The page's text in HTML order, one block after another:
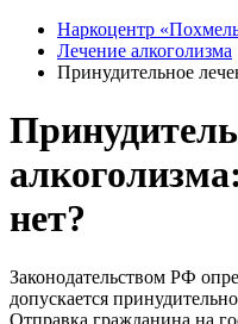
Наркоцентр
Лечение алкоголизма
Принудительное
нет?
Законодательством РФ
допускается
Отправка гражданина на